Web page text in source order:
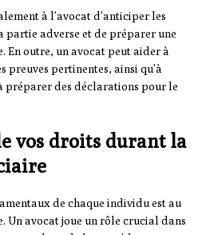
à l’avocat d’anticiper les
partie adverse et de préparer une
En outre, un avocat peut aider à
pertinentes, ainsi qu’à
préparer des déclarations pour le
vos droits durant la
de chaque individu est au
Un avocat joue un rôle crucial dans